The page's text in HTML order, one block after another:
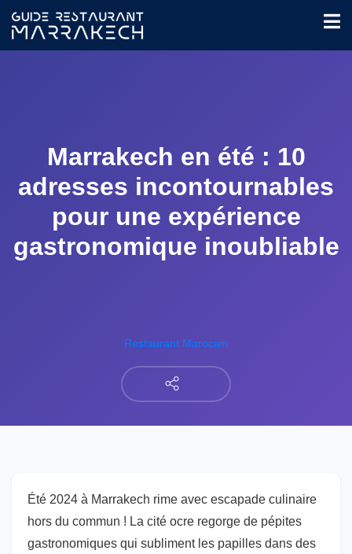
Marrakech en été : 10
adresses incontournables
pour une expérience
gastronomique inoubliable
Restaurant Marocain
Été 2024 à Marrakech rime avec escapade culinaire
hors du commun ! La cité ocre regorge de pépites
gastronomiques qui subliment les papilles dans des